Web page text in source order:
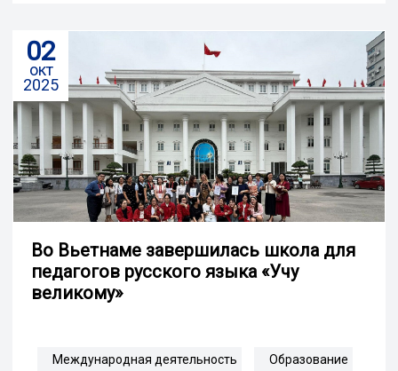
02
окт
2025
Во Вьетнаме завершилась школа для
педагогов русского языка «Учу
великому»
Международная деятельность Образование